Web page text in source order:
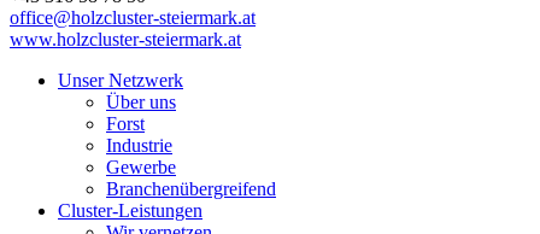
office@holzcluster-steiermark.at
www.holzcluster-steiermark.at
Unser Netzwerk
Über uns
Forst
Industrie
Gewerbe
Branchenübergreifend
Cluster-Leistungen